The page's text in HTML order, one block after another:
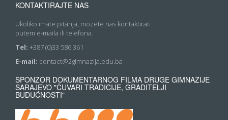
KONTAKTIRAJTE NAS
Ukoliko imate pitanja, mozete nas kontaktirati
putem e-maila ili telefona.
Tel: +387 (0)33 586 361
E-mail: contact@2gimnazija.edu.ba
SPONZOR DOKUMENTARNOG FILMA DRUGE GIMNAZIJE
SARAJEVO "ČUVARI TRADICIJE, GRADITELJI
BUDUĆNOSTI"